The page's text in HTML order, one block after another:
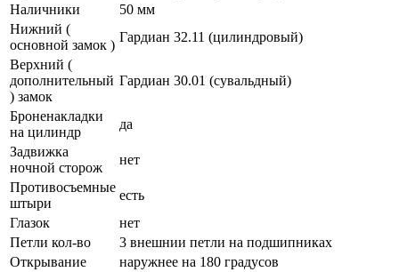
Наличники
50 мм
Нижний (
основной замок )
Гардиан 32.11 (цилиндровый)
Верхний (
дополнительный
) замок
Гардиан 30.01 (сувальдный)
Броненакладки
на цилиндр
да
Задвижка
ночной сторож
нет
Противосъемные
штыри
есть
Глазок
нет
Петли кол-во
3 внешнии петли на подшипниках
Открывание
наружнее на 180 градусов